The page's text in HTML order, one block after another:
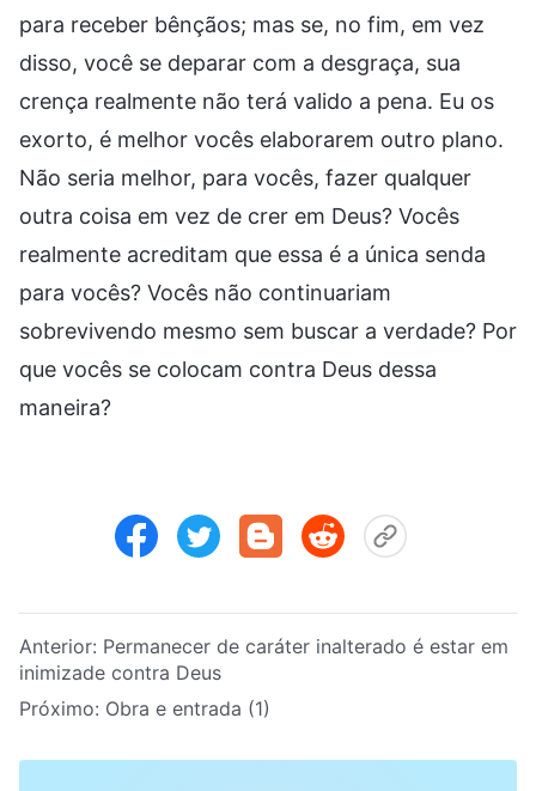
para receber bênçãos; mas se, no fim, em vez
disso, você se deparar com a desgraça, sua
crença realmente não terá valido a pena. Eu os
exorto, é melhor vocês elaborarem outro plano.
Não seria melhor, para vocês, fazer qualquer
outra coisa em vez de crer em Deus? Vocês
realmente acreditam que essa é a única senda
para vocês? Vocês não continuariam
sobrevivendo mesmo sem buscar a verdade? Por
que vocês se colocam contra Deus dessa
maneira?
Anterior: Permanecer de caráter inalterado é estar em
inimizade contra Deus
Próximo: Obra e entrada (1)